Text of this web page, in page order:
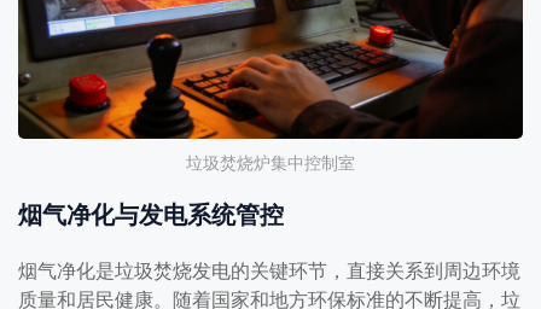
垃圾焚烧炉集中控制室
烟气净化与发电系统管控
烟气净化是垃圾焚烧发电的关键环节，直接关系到周边环境
质量和居民健康。随着国家和地方环保标准的不断提高，垃